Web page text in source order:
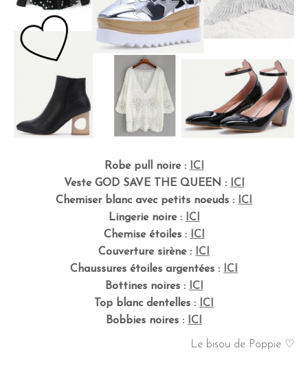
Robe pull noire : ICI
Veste GOD SAVE THE QUEEN : ICI
Chemiser blanc avec petits noeuds : ICI
Lingerie noire : ICI
Chemise étoiles : ICI
Couverture sirène : ICI
Chaussures étoiles argentées : ICI
Bottines noires : ICI
Top blanc dentelles : ICI
Bobbies noires : ICI
Le bisou de Poppie ♡